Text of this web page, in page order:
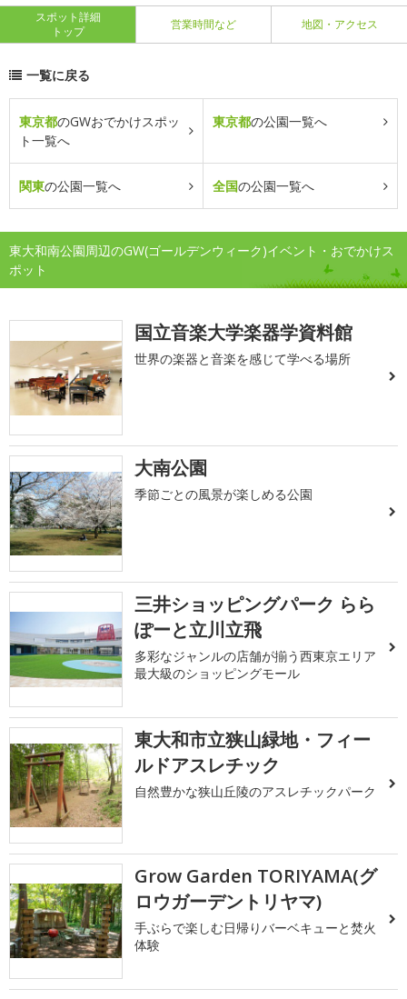
スポット詳細
トップ
営業時間など 地図・アクセス
一覧に戻る
東京都のGWおでかけスポッ
ト一覧へ
東京都の公園一覧へ
関東の公園一覧へ 全国の公園一覧へ
東大和南公園周辺のGW(ゴールデンウィーク)イベント・おでかけス
ポット
国立音楽大学楽器学資料館
世界の楽器と音楽を感じて学べる場所
大南公園
季節ごとの風景が楽しめる公園
三井ショッピングパーク らら
ぽーと立川立飛
多彩なジャンルの店舗が揃う西東京エリア
最大級のショッピングモール
東大和市立狭山緑地・フィー
ルドアスレチック
自然豊かな狭山丘陵のアスレチックパーク
Grow Garden TORIYAMA(グ
ロウガーデントリヤマ)
手ぶらで楽しむ日帰りバーベキューと焚火
体験